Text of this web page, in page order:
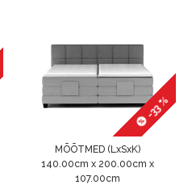
-33 %
MÕÕTMED (LxSxK)
140.00cm x 200.00cm x
107.00cm